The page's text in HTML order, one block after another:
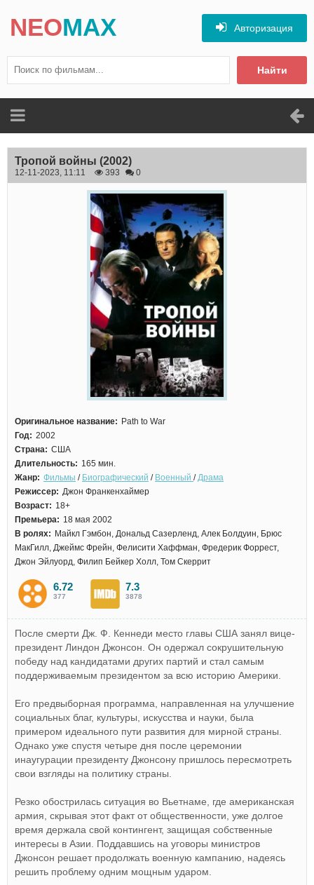
NEOMAX
Найти
Авторизация
Тропой войны (2002)
12-11-2023, 11:11 393 0
Оригинальное название: Path to War
Год: 2002
Страна: США
Длительность: 165 мин.
Жанр: Фильмы / Биографический / Военный /Драма
Режиссер: Джон Франкенхаймер
Возраст: 18+
Премьера: 18 мая 2002
В ролях: Майкл Гэмбон, Дональд Сазерленд, Алек Болдуин, Брюс
МакГилл, Джеймс Фрейн, Фелисити Хаффман, Фредерик Форрест,
Джон Эйлуорд, Филип Бейкер Холл, Том Скеррит
6.72
377
7.3
3878
После смерти Дж. Ф. Кеннеди место главы США занял вице-
президент Линдон Джонсон. Он одержал сокрушительную
победу над кандидатами других партий и стал самым
поддерживаемым президентом за всю историю Америки.
Его предвыборная программа, направленная на улучшение
социальных благ, культуры, искусства и науки, была
примером идеального пути развития для мирной страны.
Однако уже спустя четыре дня после церемонии
инаугурации президенту Джонсону пришлось пересмотреть
свои взгляды на политику страны.
Резко обострилась ситуация во Вьетнаме, где американская
армия, скрывая этот факт от общественности, уже долгое
время держала свой контингент, защищая собственные
интересы в Азии. Поддавшись на уговоры министров
Джонсон решает продолжать военную кампанию, надеясь
решить проблему одним мощным ударом.